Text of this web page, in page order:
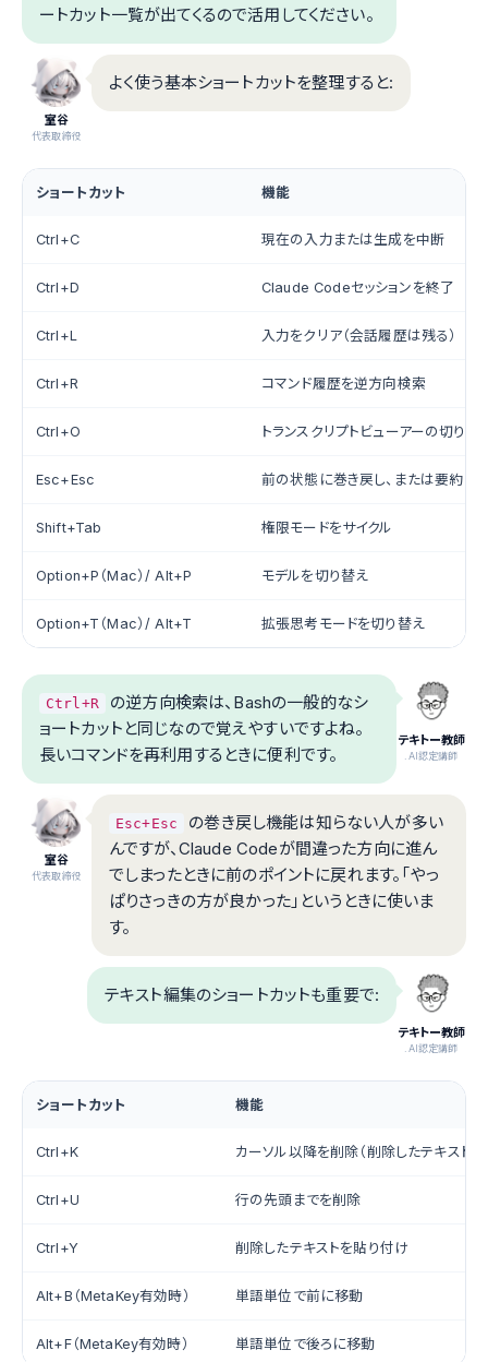
ートカット一覧が出てくるので活用してください。
室谷
代表取締役
よく使う基本ショートカットを整理すると:
ショートカット 機能
Ctrl+C 現在の入力または生成を中断
Ctrl+D Claude Codeセッションを終了
Ctrl+L 入力をクリア（会話履歴は残る）
Ctrl+R コマンド履歴を逆方向検索
Ctrl+O トランスクリプトビューアーの切り替
Esc+Esc 前の状態に巻き戻し、または要約
Shift+Tab 権限モードをサイクル
Option+P（Mac）/ Alt+P モデルを切り替え
Option+T（Mac）/ Alt+T 拡張思考モードを切り替え
テキトー教師
.AI認定講師
Ctrl+R
の逆方向検索は、Bashの一般的なシ
ョートカットと同じなので覚えやすいですよね。
長いコマンドを再利用するときに便利です。
室谷
代表取締役
Esc+Esc
の巻き戻し機能は知らない人が多い
んですが、Claude Codeが間違った方向に進ん
でしまったときに前のポイントに戻れます。「やっ
ぱりさっきの方が良かった」というときに使いま
す。
テキトー教師
.AI認定講師
テキスト編集のショートカットも重要で:
ショートカット 機能
Ctrl+K カーソル以降を削除（削除したテキストを
Ctrl+U 行の先頭までを削除
Ctrl+Y 削除したテキストを貼り付け
Alt+B（MetaKey有効時） 単語単位で前に移動
Alt+F（MetaKey有効時） 単語単位で後ろに移動